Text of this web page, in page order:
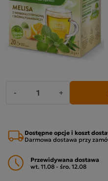
- +
Dostępne opcje i koszt
Darmowa dostawa przy
Przewidywana dostawa
wt. 11.08 - śro. 12.08